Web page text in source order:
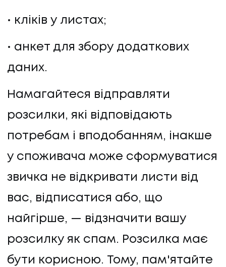
кліків у листах;
анкет для збору додаткових
даних.
Намагайтеся відправляти
розсилки, які відповідають
потребам і вподобанням, інакше
у споживача може сформуватися
звичка не відкривати листи від
вас, відписатися або, що
найгірше, — відзначити вашу
розсилку як спам. Розсилка має
бути корисною. Тому, пам'ятайте